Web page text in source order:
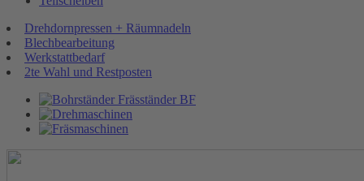
Drehdornpressen + Räumnadeln
Blechbearbeitung
Werkstattbedarf
2te Wahl und Restposten